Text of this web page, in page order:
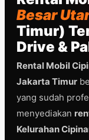
Besar
Timur)
Drive &
Rental Mobil
Jakarta Timur
yang sudah
menyediakan
Kelurahan